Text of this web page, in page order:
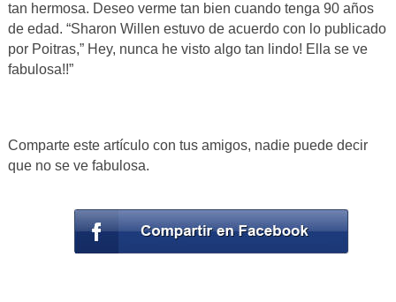
tan hermosa. Deseo verme tan bien cuando tenga 90 años
de edad. “Sharon Willen estuvo de acuerdo con lo publicado
por Poitras,” Hey, nunca he visto algo tan lindo! Ella se ve
fabulosa!!”
Comparte este artículo con tus amigos, nadie puede decir
que no se ve fabulosa.